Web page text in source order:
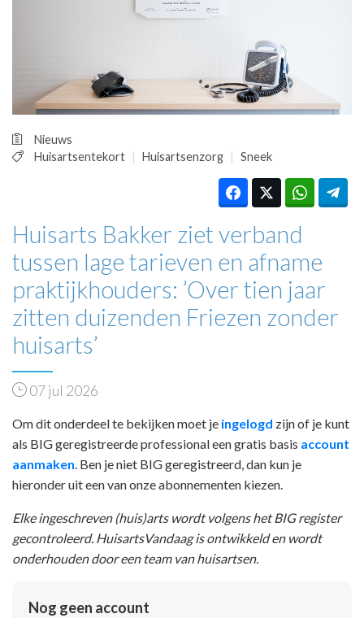
PRAKTIJKZAKEN
VPHUISARTSEN
MEDISCHE VAKHANDEL
INLOGGEN
Nieuws
Huisartsentekort
Huisartsenzorg Sneek
Huisarts Bakker ziet verband
tussen lage tarieven en afname
praktijkhouders: ’Over tien jaar
zitten duizenden Friezen zonder
huisarts’
07 jul 2026
Om dit onderdeel te bekijken moet je ingelogd zijn of je kunt
als BIG geregistreerde professional een gratis basis account
aanmaken. Ben je niet BIG geregistreerd, dan kun je
hieronder uit een van onze abonnementen kiezen.
Elke ingeschreven (huis)arts wordt volgens het BIG register
gecontroleerd. HuisartsVandaag is ontwikkeld en wordt
onderhouden door een team van huisartsen.
Nog geen account